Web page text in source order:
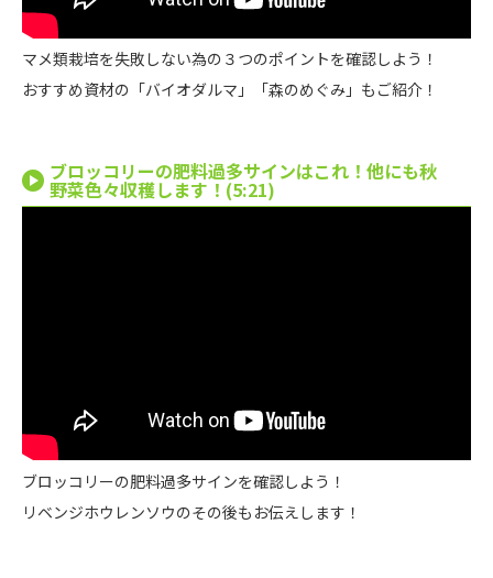
マメ類栽培を失敗しない為の３つのポイントを確認しよう！
おすすめ資材の「バイオダルマ」「森のめぐみ」もご紹介！
ブロッコリーの肥料過多サインはこれ！他にも秋
野菜色々収穫します！(5:21)
ブロッコリーの肥料過多サインを確認しよう！
リベンジホウレンソウのその後もお伝えします！